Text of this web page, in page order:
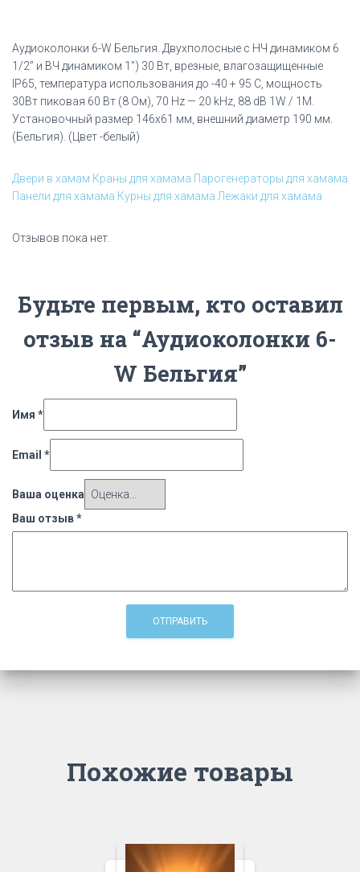
Аудиоколонки 6-W Бельгия. Двухполосные с НЧ динамиком 6
1/2” и ВЧ динамиком 1″) 30 Вт, врезные, влагозащищенные
IP65, температура использования до -40 + 95 C, мощность
30Вт пиковая 60 Вт (8 Ом), 70 Hz — 20 kHz, 88 dB 1W / 1M.
Установочный размер 146х61 мм, внешний диаметр 190 мм.
(Бельгия). (Цвет -белый)
Двери в хамам Краны для хамама Парогенераторы для хамама
Панели для хамама Курны для хамама Лежаки для хамама
Отзывов пока нет.
Будьте первым, кто оставил
отзыв на “Аудиоколонки 6-
W Бельгия”
Имя *
Email *
Ваша оценка
Ваш отзыв*
Похожие товары